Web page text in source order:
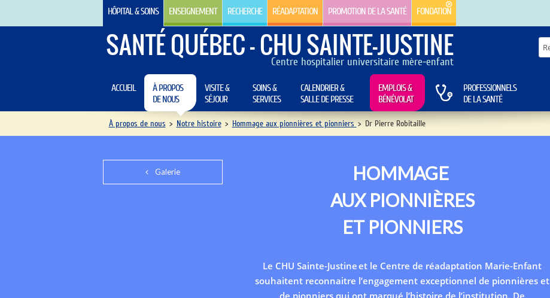
HÔPITAL & SOINS ENSEIGNEMENT RECHERCHE RÉADAPTATION PROMOTION DE LA SANTÉ FONDATION
SANTÉ QUÉBEC - CHU SAINTE-JUSTINE
Centre hospitalier universitaire mère-enfant
ACCUEIL
À PROPOS
DE NOUS
VISITE &
SÉJOUR
SOINS &
SERVICES
CALENDRIER &
SALLE DE PRESSE
EMPLOIS &
BÉNÉVOLAT
PROFESSIONNELS
DE LA SANTÉ
À propos de nous > Notre histoire > Hommage aux pionnières et pionniers > Dr Pierre Robitaille
Galerie
HOMMAGE
AUX PIONNIÈRES
ET PIONNIERS
Le CHU Sainte-Justine et le Centre de réadaptation Marie-Enfant
souhaitent reconnaitre l’engagement exceptionnel de pionnières et
de pionniers qui ont marqué l’histoire de l’institution. De